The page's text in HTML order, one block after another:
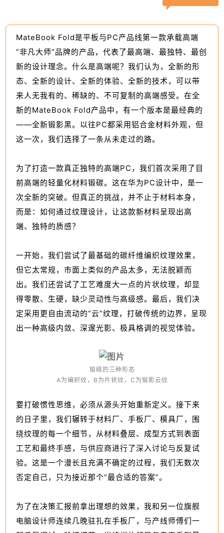
MateBook Fold是平板与PC产品线第一款承载高端
“非凡大师”品牌的产品，代表了最高端、最独特、最创
新的设计理念。什么是高端呢？我们认为，全新的形
态、全新的设计、全新的体验、全新的技术，可以带
来人无我有的、稀缺的、不可复制的高端感受。在全
新的MateBook Fold产品中，有一个版本是最经典的
——全新锻影黑。以往PC都采用铝合金材料外观，但
这一次，我们选择了一条从未走过的路。
为了打造一款真正独特的高端PC，我们首次采用了目
前高端的轻量化材料锻碳。这在华为PC设计中，是一
次全新的突破。但真正的挑战，并不止于材料本身，
而是：如何通过纹理设计，让这款新材料呈现出高
端、独特的质感？
一开始，我们尝试了最基础的碳纤维编织纹理效果，
但它太常规，市面上类似的产品太多，无法脱颖而
出。我们还尝试了工艺难度大一点的片状纹理，却显
得零散、生硬，缺少灵动性与高级感。最后，我们决
定采用更自由流动的“云”纹理，打破传统的边界，呈现
出一种高级内敛、深邃光影、极具格调的视觉体验。
锻碳的三种形态
A为编织纹，B为片状纹，C为锻影云纹
要打破惯性思维，必须从源头开始重新定义。接下来
的日子里，我们辗转于材料厂、手板厂、模具厂，围
绕纹理的每一个细节，从材料叠层、成型方式到表面
工艺和最终手感，与供应商进行了深入讨论与反复试
验。这是一个漫长且充满不确定的过程，我们无数次
否定自己，只为接近那个“最合适的答案”。
为了在决策汇报前拿出理想的效果，我和另一位旗舰
电脑设计师连续几晚驻扎在手板厂，与产线师傅们一